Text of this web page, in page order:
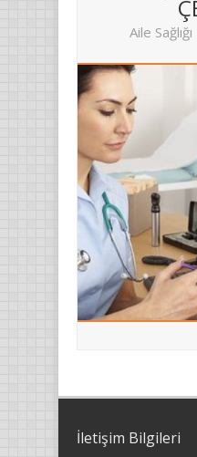
Aile
İletişim Bilgileri